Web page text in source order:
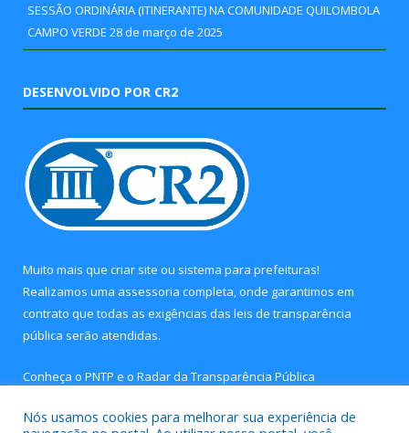
SESSÃO ORDINÁRIA (ITINERANTE) NA COMUNIDADE QUILOMBOLA
CAMPO VERDE 28 de março de 2025
DESENVOLVIDO POR CR2
Muito mais que criar site ou sistema para prefeituras!
Realizamos uma assessoria completa, onde garantimos em
contrato que todas as exigências das leis de transparência
pública serão atendidas.
Conheça o PNTP e o Radar da Transparência Pública
Nós usamos cookies para melhorar sua experiência de